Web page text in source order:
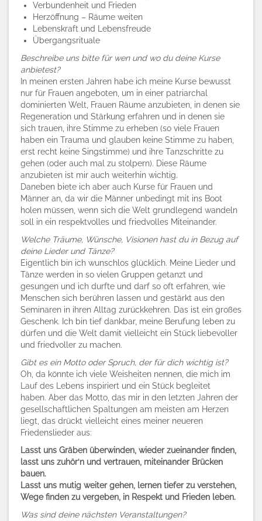
Verbundenheit und Frieden
Herzöffnung – Räume weiten
Lebenskraft und Lebensfreude
Übergangsrituale
Beschreibe uns bitte für wen und wo du deine Kurse
anbietest?
In meinen ersten Jahren habe ich meine Kurse bewusst
nur für Frauen angeboten, um in einer patriarchal
dominierten Welt, Frauen Räume anzubieten, in denen sie
Regeneration und Stärkung erfahren und in denen sie
sich trauen, ihre Stimme zu erheben (so viele Frauen
haben ein Trauma und glauben keine Stimme zu haben,
erst recht keine Singstimme) und ihre Tanzschritte zu
gehen (oder auch mal zu stolpern). Diese Räume
anzubieten ist mir auch weiterhin wichtig.
Daneben biete ich aber auch Kurse für Frauen und
Männer an, da wir die Männer unbedingt mit ins Boot
holen müssen, wenn sich die Welt grundlegend wandeln
soll in ein respektvolles und friedvolles Miteinander.
Welche Träume, Wünsche, Visionen hast du in Bezug auf
deine Lieder und Tänze?
Eigentlich bin ich wunschlos glücklich. Meine Lieder und
Tänze werden in so vielen Gruppen getanzt und
gesungen und ich durfte und darf so oft erfahren, wie
Menschen sich berühren lassen und gestärkt aus den
Seminaren in ihren Alltag zurückkehren. Das ist ein großes
Geschenk. Ich bin tief dankbar, meine Berufung leben zu
dürfen und die Welt damit vielleicht ein Stück liebevoller
und friedvoller zu machen.
Gibt es ein Motto oder Spruch, der für dich wichtig ist?
Oh, da könnte ich viele Weisheiten nennen, die mich im
Lauf des Lebens inspiriert und ein Stück begleitet
haben. Aber das Motto, das mir in den letzten Jahren der
gesellschaftlichen Spaltungen am meisten am Herzen
liegt, das drückt vielleicht eines meiner neueren
Friedenslieder aus:
Lasst uns Gräben überwinden, wieder zueinander finden,
lasst uns zuhör‘n und vertrauen, miteinander Brücken
bauen.
Lasst uns mutig weiter gehen, lernen tiefer zu verstehen,
Wege finden zu vergeben, in Respekt und Frieden leben.
Was sind deine nächsten Veranstaltungen?